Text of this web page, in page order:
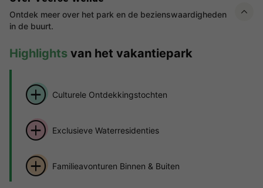
Ontdek meer over het park en de bezienswaardigheden
in de buurt.
Highlights van het vakantiepark
Culturele Ontdekkingstochten
Exclusieve Waterresidenties
Familieavonturen Binnen & Buiten